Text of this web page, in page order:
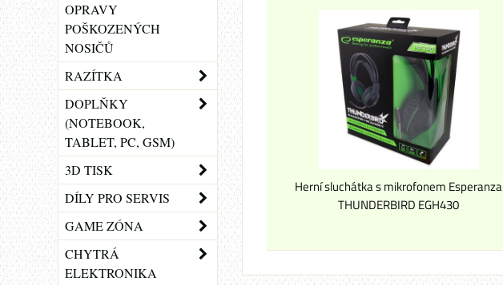
Herní sluchátka s mikrofonem Esperanza
THUNDERBIRD EGH430
OPRAVY
POŠKOZENÝCH
NOSIČŮ
RAZÍTKA
DOPLŇKY
(NOTEBOOK,
TABLET, PC, GSM)
3D TISK
DÍLY PRO SERVIS
GAME ZÓNA
CHYTRÁ
ELEKTRONIKA